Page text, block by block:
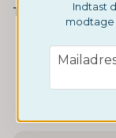
Indtast
modtage
email